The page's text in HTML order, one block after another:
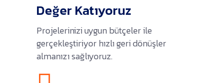
Değer Katıyoruz
Projelerinizi uygun bütçeler ile
gerçekleştiriyor hızlı geri dönüşler
almanızı sağlıyoruz.